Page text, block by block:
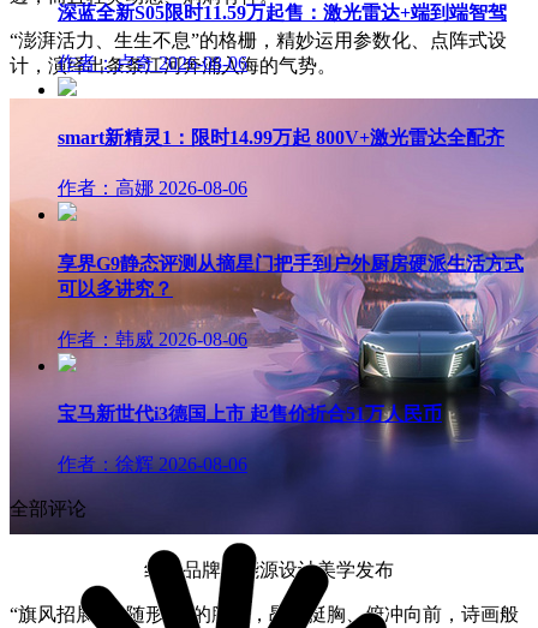
“澎湃活力、生生不息”的格栅，精妙运用参数化、点阵式设
计，演绎出条条江河奔涌入海的气势。
红旗品牌新能源设计美学发布
“旗风招展、E随形动”的腰身，昂首挺胸、俯冲向前，诗画般
深蓝全新S05限时11.59万起售：激光雷达+端到端智驾
作者：卢奇 2026-08-06
smart新精灵1：限时14.99万起 800V+激光雷达全配齐
作者：高娜 2026-08-06
享界G9静态评测从摘星门把手到户外厨房硬派生活方式
可以多讲究？
作者：韩威 2026-08-06
宝马新世代i3德国上市 起售价折合51万人民币
作者：徐辉 2026-08-06
全部评论